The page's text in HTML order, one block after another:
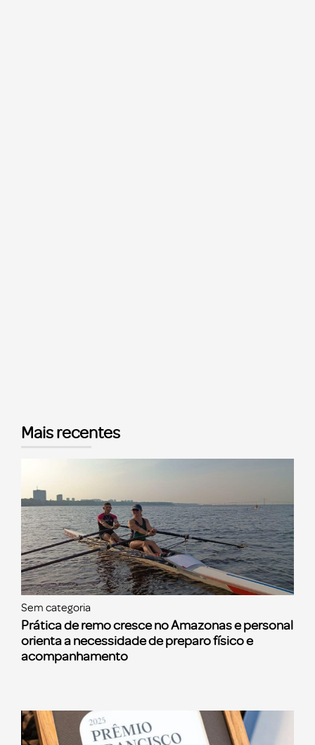
Mais recentes
Sem categoria
Prática de remo cresce no Amazonas e personal
orienta a necessidade de preparo físico e
acompanhamento